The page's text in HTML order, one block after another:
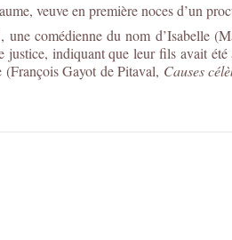
veuve en première noces d’un
comédienne du nom d’Isabelle
indiquant que leur fils avait
Gayot de Pitaval, Causes